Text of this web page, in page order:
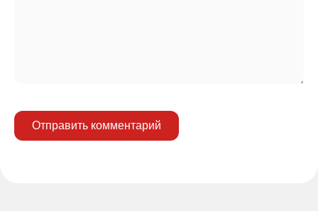
Отправить комментарий